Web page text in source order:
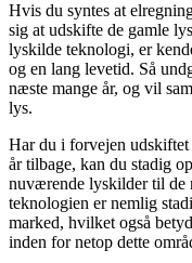
Hvis du syntes at
sig at udskifte de gamle
lyskilde teknologi, er
og en lang levetid. Så
næste mange år, og vil
lys.
Har du i forvejen
år tilbage, kan du stadig
nuværende lyskilder til de
teknologien er nemlig
marked, hvilket også
inden for netop dette